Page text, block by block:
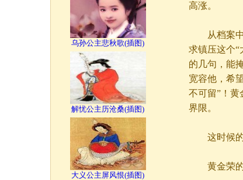
乌孙公主悲秋歌(插图)
解忧公主历沧桑(插图)
大义公主屏风恨(插图)
高涨。
从档案中
求镇压这个“
的几句，能
宽容他，希
不可留”！
界限。
这时候的
黄金荣的